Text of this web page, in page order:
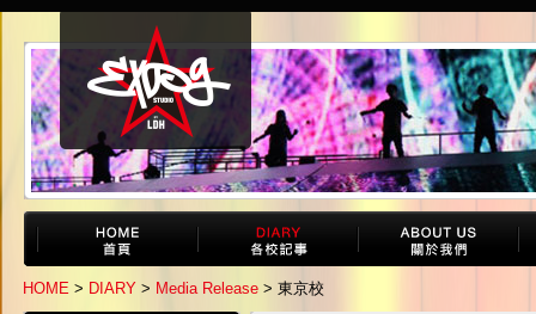
HOME > DIARY > Media Release > 東京校